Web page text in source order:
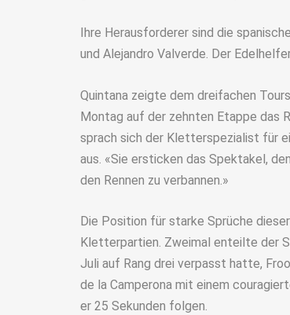
Ihre Herausforderer sind die
und Alejandro Valverde. Der
Quintana zeigte dem dreifachen
Montag auf der zehnten Etappe das
sprach sich der Kletterspezialist für
aus. «Sie ersticken das Spektakel,
den Rennen zu verbannen.»
Die Position für starke Sprüche
Kletterpartien. Zweimal enteilte der
Juli auf Rang drei verpasst hatte,
de la Camperona mit einem
er 25 Sekunden folgen.